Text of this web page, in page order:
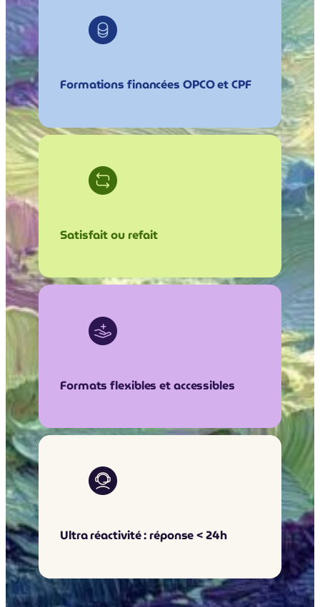
Formations financées OPCO et CPF
Satisfait ou refait
Formats flexibles et accessibles
Ultra réactivité : réponse < 24h